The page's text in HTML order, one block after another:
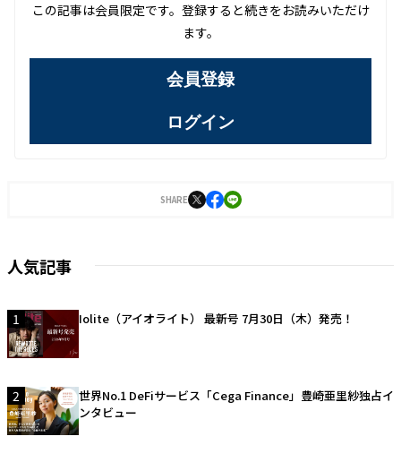
この記事は会員限定です。登録すると続きをお読みいただけ
ます。
会員登録
ログイン
SHARE
人気記事
1 Iolite（アイオライト） 最新号 7月30日（木）発売！
2
世界No.1 DeFiサービス「Cega Finance」豊崎亜里紗独占イ
ンタビュー